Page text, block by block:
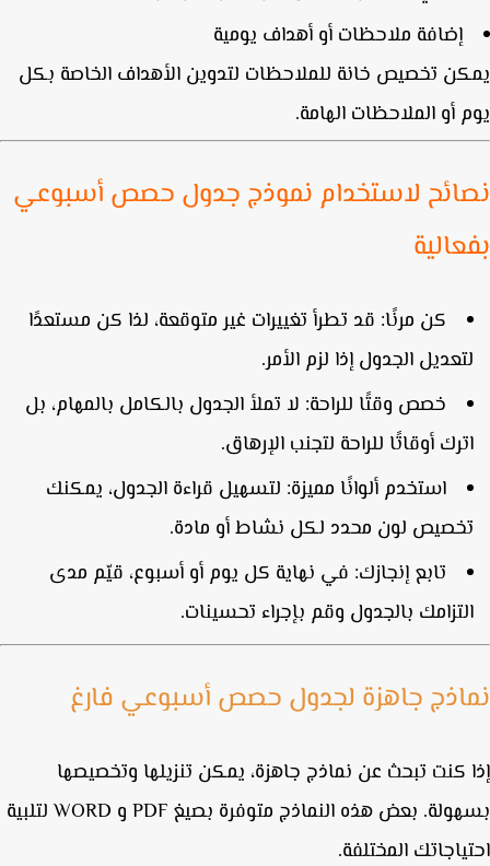
إضافة ملاحظات أو أهداف يومية
تخصيص خانة للملاحظات لتدوين الأهداف الخاصة بكل
أو الملاحظات الهامة.
لاستخدام نموذج جدول حصص أسبوعي
كن مرنًا: قد تطرأ تغييرات غير متوقعة، لذا كن مستعدًا
الجدول إذا لزم الأمر.
خصص وقتًا للراحة: لا تملأ الجدول بالكامل بالمهام، بل
أوقاتًا للراحة لتجنب الإرهاق.
استخدم ألوانًا مميزة: لتسهيل قراءة الجدول، يمكنك
لون محدد لكل نشاط أو مادة.
تابع إنجازك: في نهاية كل يوم أو أسبوع، قيّم مدى
بالجدول وقم بإجراء تحسينات.
جاهزة لجدول حصص أسبوعي فارغ
كنت تبحث عن نماذج جاهزة، يمكن تنزيلها وتخصيصها
بسهولة. بعض هذه النماذج متوفرة بصيغ PDF و WORD لتلبية
المختلفة.